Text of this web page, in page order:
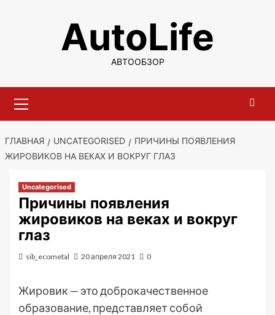
содержимомуAutoLife
АВТООБЗОР
меню
ГЛАВНАЯ UNCATEGORISED
ПРИЧИНЫ ПОЯВЛЕНИЯ
ЖИРОВИКОВ НА ВЕКАХ И ВОКРУГ ГЛАЗ
Uncategorised
Причины появления
жировиков на веках и вокруг
глаз
sib_ecometal 20 апреля 2021 0
Жировик — это доброкачественное
образование, представляет собой